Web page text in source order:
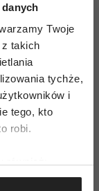
Twoje
takich
tychże,
i
tego, kto
robi.
lokalizacji